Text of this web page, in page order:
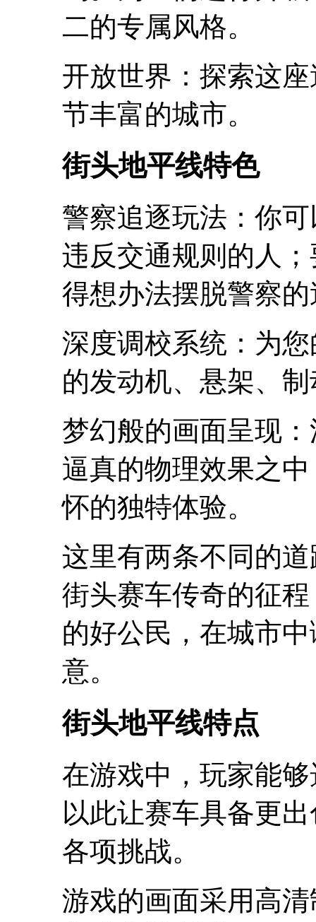
二的专属风格。
开放世界：探索这
节丰富的城市。
街头地平线特色
警察追逐玩法：你
违反交通规则的人
得想办法摆脱警察
深度调校系统：为
的发动机、悬架、
梦幻般的画面呈现
逼真的物理效果之
怀的独特体验。
这里有两条不同的
街头赛车传奇的征
的好公民，在城市
意。
街头地平线特点
在游戏中，玩家能
以此让赛车具备更
各项挑战。
游戏的画面采用高